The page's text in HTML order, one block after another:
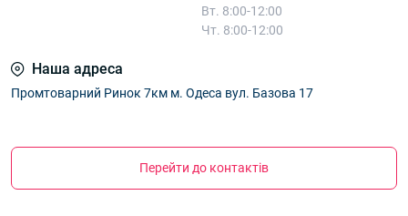
Вт. 8:00-12:00
Чт. 8:00-12:00
Наша адреса
Промтоварний Ринок 7км м. Одеса вул. Базова 17
Перейти до контактів